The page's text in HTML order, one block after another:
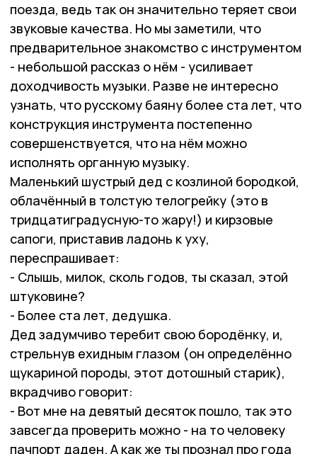
поезда, ведь так он значительно теряет свои
звуковые качества. Но мы заметили, что
предварительное знакомство с инструментом
- небольшой рассказ о нём - усиливает
доходчивость музыки. Разве не интересно
узнать, что русскому баяну более ста лет, что
конструкция инструмента постепенно
совершенствуется, что на нём можно
исполнять органную музыку.
Маленький шустрый дед с козлиной бородкой,
облачённый в толстую телогрейку (это в
тридцатиградусную-то жару!) и кирзовые
сапоги, приставив ладонь к уху,
переспрашивает:
- Слышь, милок, сколь годов, ты сказал, этой
штуковине?
- Более ста лет, дедушка.
Дед задумчиво теребит свою бородёнку, и,
стрельнув ехидным глазом (он определённо
щукариной породы, этот дотошный старик),
вкрадчиво говорит:
- Вот мне на девятый десяток пошло, так это
завсегда проверить можно - на то человеку
пачпорт даден. А как же ты прознал про года